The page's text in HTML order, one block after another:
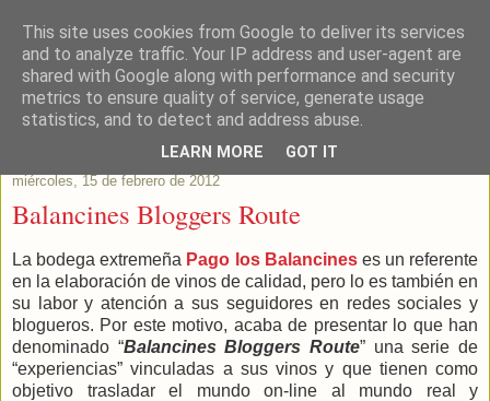
Este Vino Me Gusta
Vinos y más cosas
miércoles, 15 de febrero de 2012
Balancines Bloggers Route
La bodega extremeña Pago los Balancineses un referente
en la elaboración de vinos de calidad, pero lo es también en
su labor y atención a sus seguidores en redes sociales y
blogueros. Por este motivo, acaba de presentar lo que han
denominado “Balancines Bloggers Route” una serie de
“experiencias” vinculadas a sus vinos y que tienen como
objetivo trasladar el mundo on-line al mundo real y
This site uses cookies from Google to deliver its services
and to analyze traffic. Your IP address and user-agent are
shared with Google along with performance and security
metrics to ensure quality of service, generate usage
statistics, and to detect and address abuse.
LEARN MORE GOT IT